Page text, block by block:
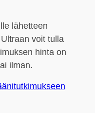
lähetteen
voit tulla
hinta on
ilman.